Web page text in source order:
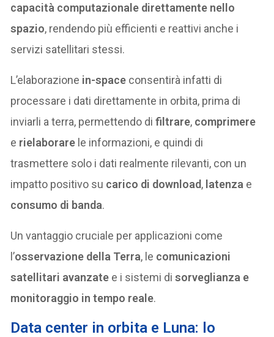
capacità computazionale direttamente nello
spazio, rendendo più efficienti e reattivi anche i
servizi satellitari stessi.
L’elaborazione in-space consentirà infatti di
processare i dati direttamente in orbita, prima di
inviarli a terra, permettendo difiltrare, comprimere
e rielaborare le informazioni, e quindi di
trasmettere solo i dati realmente rilevanti, con un
impatto positivo su carico di download, latenza e
consumo di banda.
Un vantaggio cruciale per applicazioni come
l’osservazione della Terra, le comunicazioni
satellitari avanzate e i sistemi disorveglianza e
monitoraggio in tempo reale.
Data center in orbita e Luna: lo